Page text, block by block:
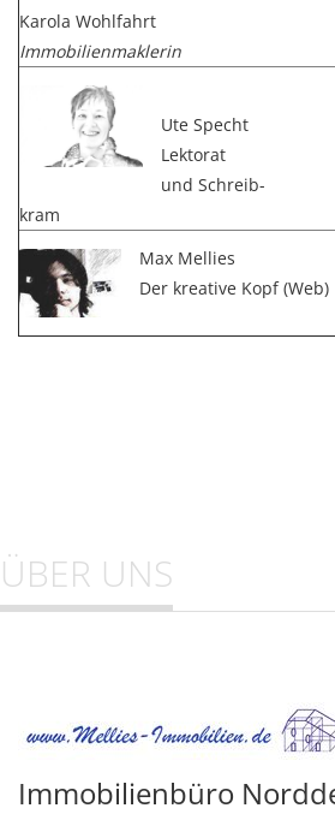
Karola Wohlfahrt
Immobilienmaklerin
Ute Specht
Lektorat
und Schreib-
kram
Max Mellies
Der kreative Kopf (Web)
ÜBER UNS
Immobilienbüro